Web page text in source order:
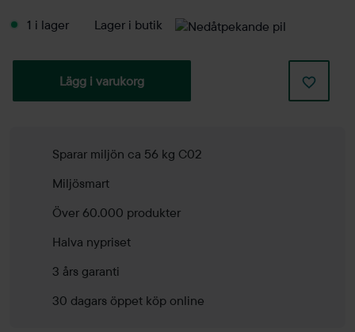
1 i lager Lager i butik
Lägg i varukorg
Sparar miljön ca 56 kg C02
Miljösmart
Över 60.000 produkter
Halva nypriset
3 års garanti
30 dagars öppet köp online